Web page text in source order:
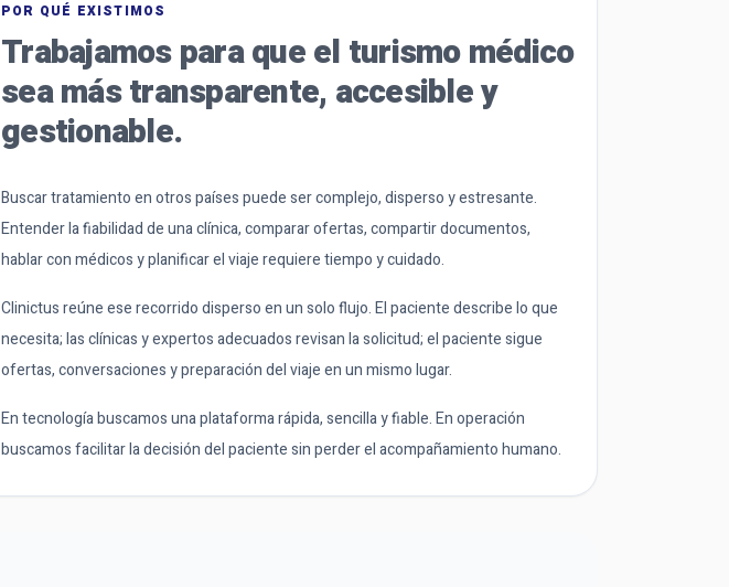
POR QUÉ EXISTIMOS
Trabajamos para que el turismo médico
sea más transparente, accesible y
gestionable.
Buscar tratamiento en otros países puede ser complejo, disperso y estresante.
Entender la fiabilidad de una clínica, comparar ofertas, compartir documentos,
hablar con médicos y planificar el viaje requiere tiempo y cuidado.
Clinictus reúne ese recorrido disperso en un solo flujo. El paciente describe lo que
necesita; las clínicas y expertos adecuados revisan la solicitud; el paciente sigue
ofertas, conversaciones y preparación del viaje en un mismo lugar.
En tecnología buscamos una plataforma rápida, sencilla y fiable. En operación
buscamos facilitar la decisión del paciente sin perder el acompañamiento humano.